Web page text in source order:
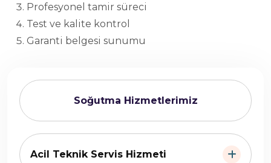
Soğutma Hizmetlerimiz
Acil Teknik Servis Hizmeti
Profesyonel tamir süreci
Test ve kalite kontrol
Garanti belgesi sunumu